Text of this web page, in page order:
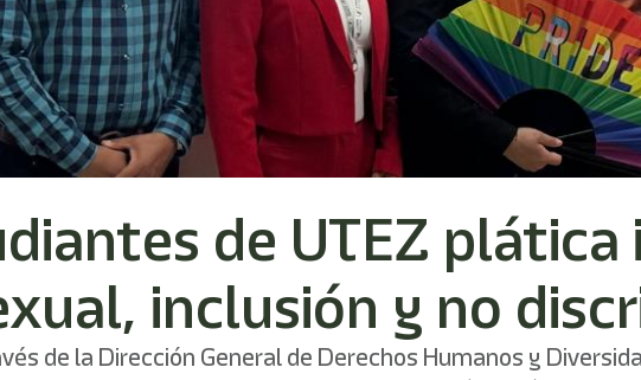
de UTEZ
inclusión y no
de la Dirección General de Derechos Humanos y